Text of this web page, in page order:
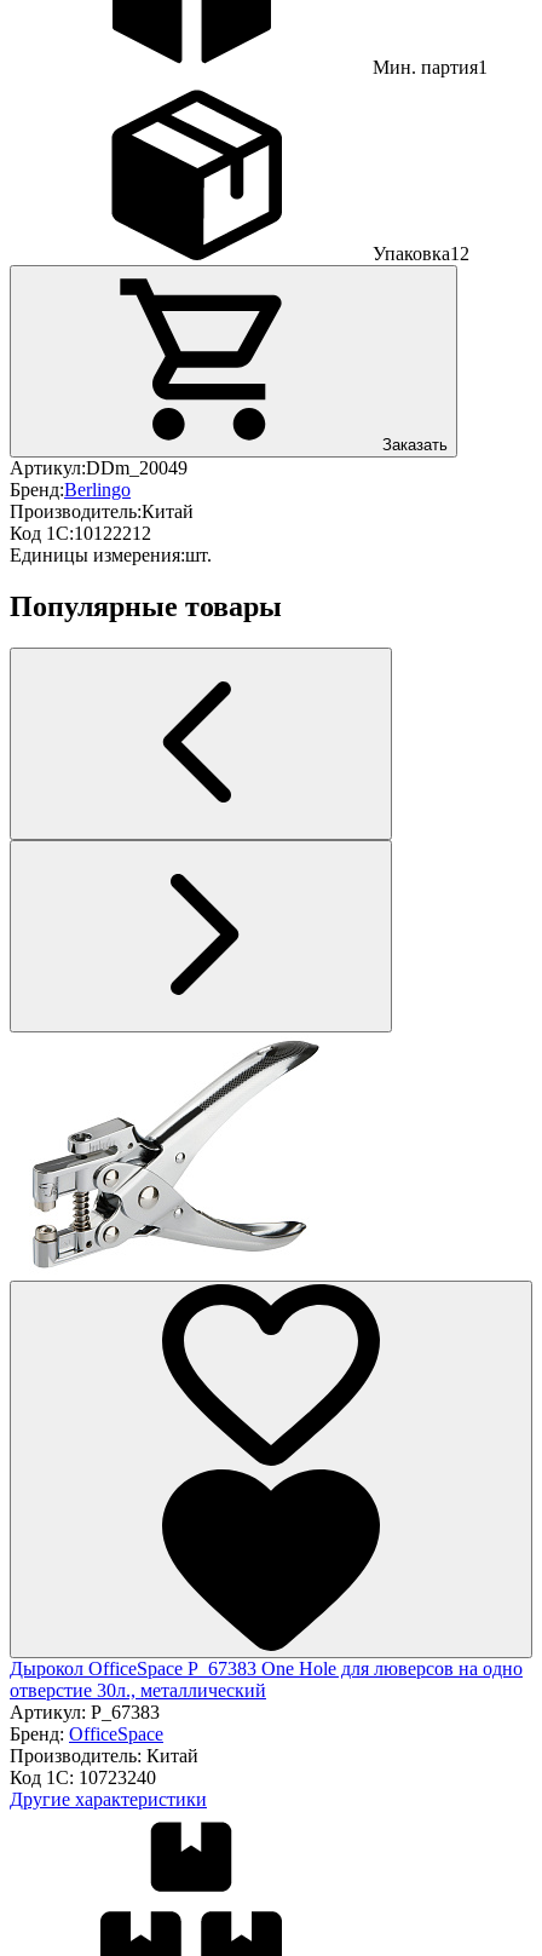
Мин. партия1
Упаковка12
Заказать
Артикул:DDm_20049
Бренд:Berlingo
Производитель:Китай
Код 1С:10122212
Единицы измерения:шт.
Популярные товары
Дырокол OfficeSpace P_67383 One Hole для люверсов на одно
отверстие 30л., металлический
Артикул: P_67383
Бренд: OfficeSpace
Производитель: Китай
Код 1С: 10723240
Другие характеристики